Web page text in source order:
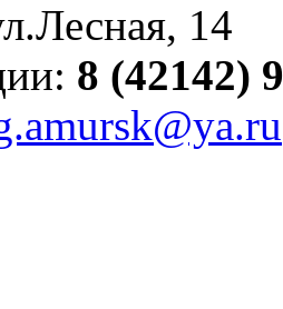
14
8 (42142)